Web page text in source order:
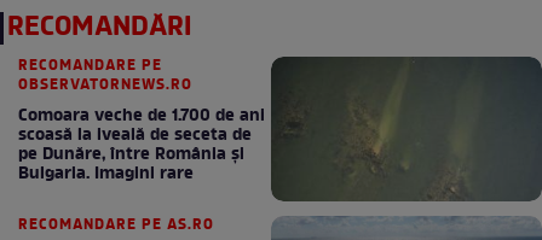
RECOMANDĂRI
RECOMANDARE PE
OBSERVATORNEWS.RO
Comoara veche de 1.700 de ani
scoasă la iveală de seceta de
pe Dunăre, între România şi
Bulgaria. Imagini rare
RECOMANDARE PE AS.RO